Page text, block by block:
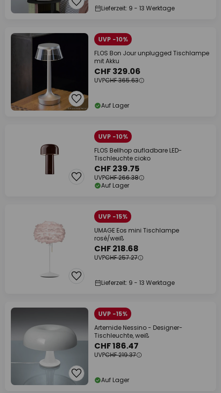
Lieferzeit: 9 - 13 Werktage
UVP -10%
FLOS Bon Jour unplugged Tischlampe
mit Akku
CHF 329.06
UVPCHF 365.63
Auf Lager
UVP -10%
FLOS Bellhop aufladbare LED-
Tischleuchte cioko
CHF 239.75
UVPCHF 266.38
Auf Lager
UVP -15%
UMAGE Eos mini Tischlampe
rosé/weiß
CHF 218.68
UVPCHF 257.27
Lieferzeit: 9 - 13 Werktage
UVP -15%
Artemide Nessino - Designer-
Tischleuchte, weiß
CHF 186.47
UVPCHF 219.37
Auf Lager